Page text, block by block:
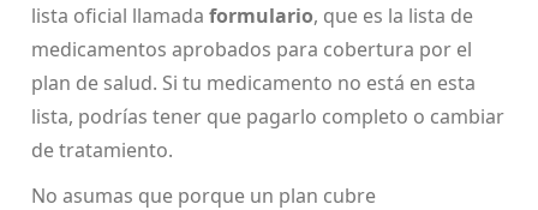
lista oficial llamada formulario, que es la lista de
medicamentos aprobados para cobertura por el
plan de salud. Si tu medicamento no está en esta
lista, podrías tener que pagarlo completo o cambiar
de tratamiento.
No asumas que porque un plan cubre